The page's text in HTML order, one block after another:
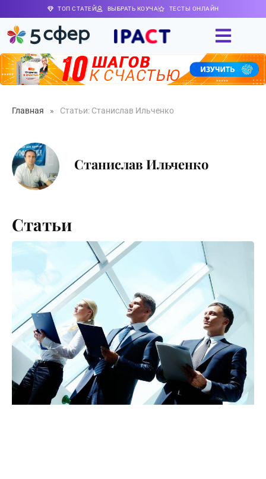
ТОП СТАТЕЙ ВЫБРАТЬ КОУЧА ТЕСТЫ ОНЛАЙН
Главная » Статьи: Станислав Ильченко
Станислав Ильченко
Статьи